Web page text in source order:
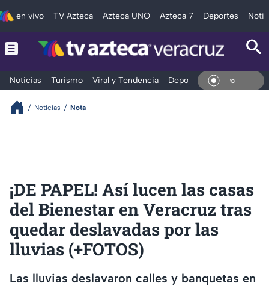
en vivo TV Azteca Azteca UNO Azteca 7 Deportes
Noticias Turismo Viral y Tendencia Deportes Espectáculos
En
Noticias Nota
¡DE PAPEL! Así lucen las casas
del Bienestar en Veracruz tras
quedar deslavadas por las
lluvias (+FOTOS)
Las lluvias deslavaron calles y banquetas en